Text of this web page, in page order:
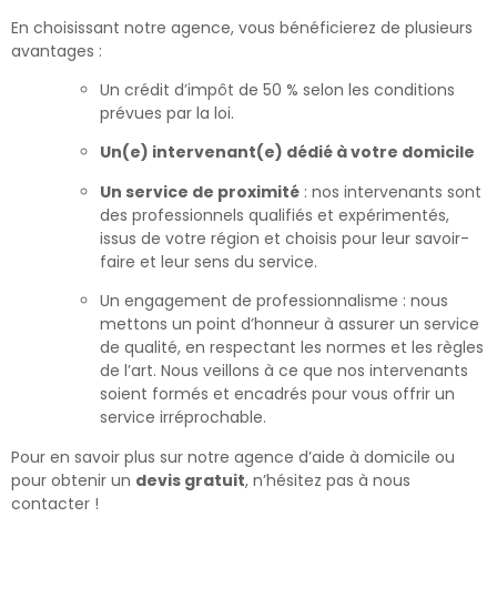
En choisissant notre agence, vous bénéficierez de plusieurs
avantages :
Un crédit d’impôt de 50 % selon les conditions
prévues par la loi.
Un(e) intervenant(e) dédié à votre domicile
Un service de proximité : nos intervenants sont
des professionnels qualifiés et expérimentés,
issus de votre région et choisis pour leur savoir-
faire et leur sens du service.
Un engagement de professionnalisme : nous
mettons un point d’honneur à assurer un service
de qualité, en respectant les normes et les règles
de l’art. Nous veillons à ce que nos intervenants
soient formés et encadrés pour vous offrir un
service irréprochable.
Pour en savoir plus sur notre agence d’aide à domicile ou
pour obtenir un devis gratuit, n’hésitez pas à nous
contacter !